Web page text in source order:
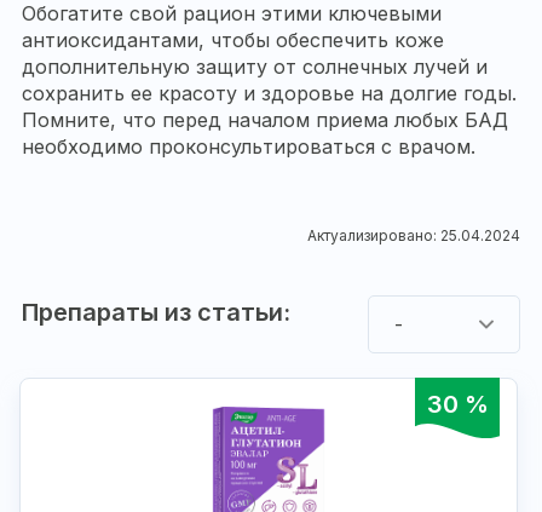
Обогатите свой рацион этими ключевыми
антиоксидантами, чтобы обеспечить коже
дополнительную защиту от солнечных лучей и
сохранить ее красоту и здоровье на долгие годы.
Помните, что перед началом приема любых БАД
необходимо проконсультироваться с врачом.
Актуализировано: 25.04.2024
Препараты из статьи: -
30 %